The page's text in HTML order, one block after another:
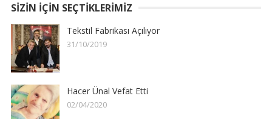
SIZIN İÇIN SEÇTIKLERIMIZ
Tekstil Fabrikası Açılıyor
31/10/2019
Hacer Ünal Vefat Etti
02/04/2020